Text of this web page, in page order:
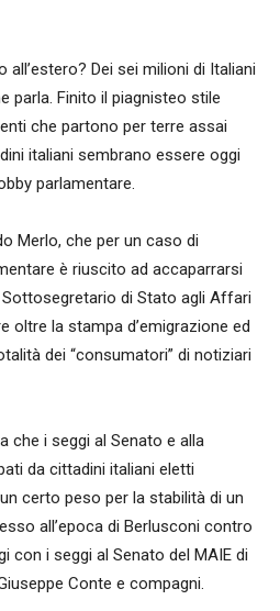
all’estero? Dei sei milioni di Italiani
parla. Finito il piagnisteo stile
che partono per terre assai
italiani sembrano essere oggi
parlamentare.
Merlo, che per un caso di
è riuscito ad accaparrarsi
di Stato agli Affari
oltre la stampa d’emigrazione ed
dei “consumatori” di notiziari
che i seggi al Senato e alla
da cittadini italiani eletti
certo peso per la stabilità di un
all’epoca di Berlusconi contro
con i seggi al Senato del MAIE di
Conte e compagni.